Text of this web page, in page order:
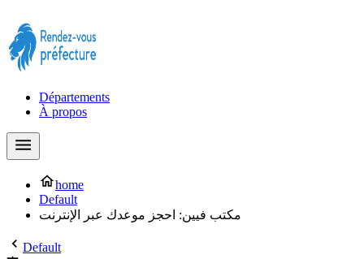
Départements
À propos
home
Default
مكتب فيين: احجز موعدك عبر الإنترنت
Default